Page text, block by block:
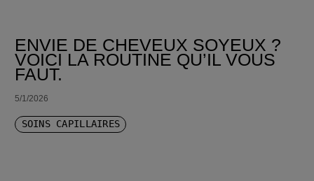
ENVIE DE CHEVEUX SOYEUX ?
VOICI LA ROUTINE QU’IL VOUS
FAUT.
5/1/2026
SOINS CAPILLAIRES